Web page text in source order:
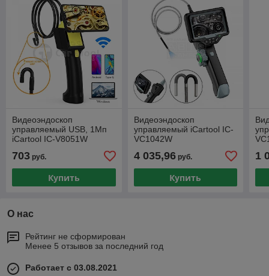
Видеоэндоскоп
управляемый USB, 1Мп
iCartool IC-V8051W
703 руб.
Купить
Видеоэндоскоп
управляемый iCartool IC-
VC1042W
4 035,96руб.
Купить
1
О нас
Рейтинг не сформирован
Менее 5 отзывов за последний год
Работает с 03.08.2021